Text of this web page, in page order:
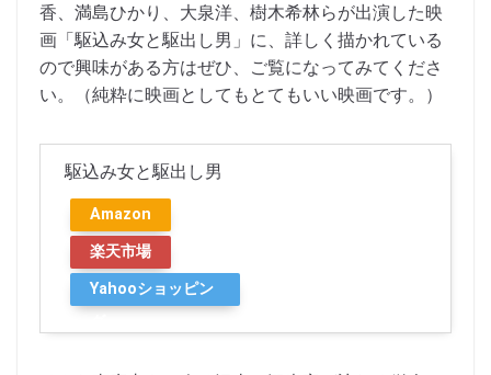
香、満島ひかり、大泉洋、樹木希林らが出演した映
画「駆込み女と駆出し男」に、詳しく描かれている
ので興味がある方はぜひ、ご覧になってみてくださ
い。（純粋に映画としてもとてもいい映画です。）
駆込み女と駆出し男
Amazon
楽天市場
Yahooショッピン